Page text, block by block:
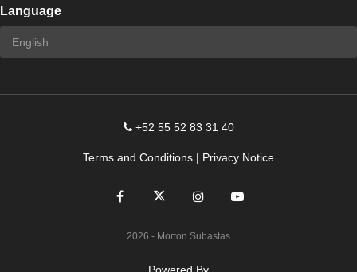
Language
+52 55 52 83 31 40
Terms and Conditions | Privacy Notice
2026 - Morton Subastas